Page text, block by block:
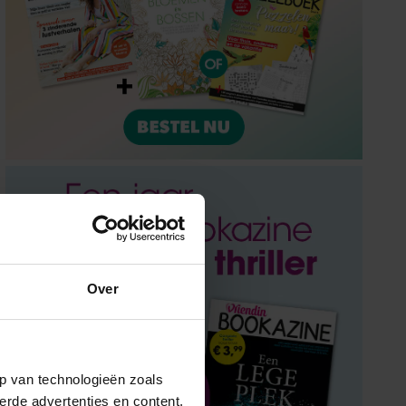
Over
van technologieën zoals
advertenties en content,